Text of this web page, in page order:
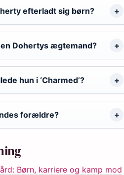
efterladt sig børn?
Dohertys ægtemand?
hun i ‘Charmed’?
forældre?
Børn, karriere og kamp mod